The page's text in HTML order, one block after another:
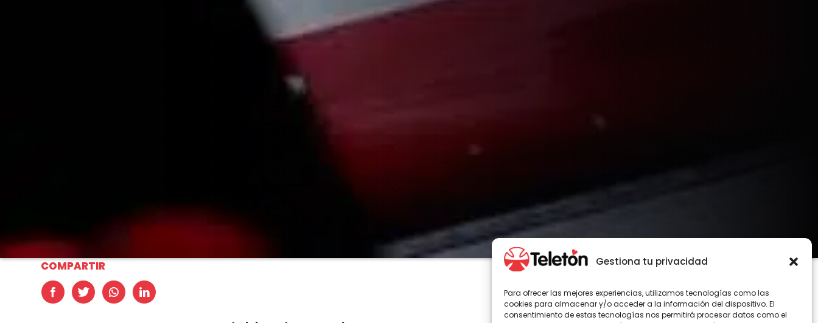
Gestiona tu privacidad
Para ofrecer las mejores experiencias, utilizamos tecnologías como las
cookies para almacenar y/o acceder a la información del dispositivo. El
consentimiento de estas tecnologías nos permitirá procesar datos como el
COMPARTIR